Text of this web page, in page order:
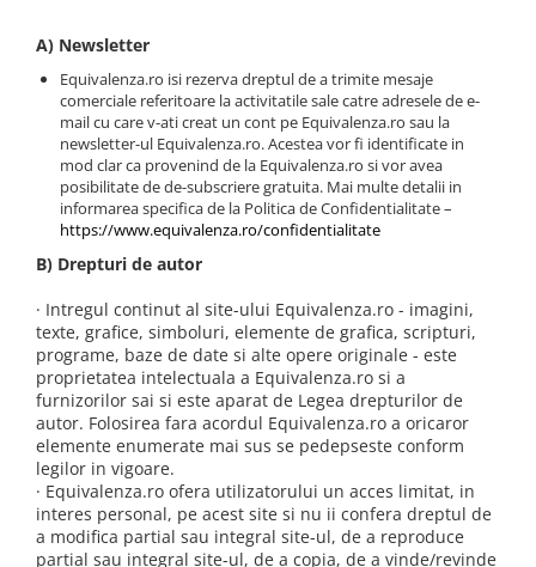
A) Newsletter
Equivalenza.ro isi rezerva dreptul de a trimite mesaje
comerciale referitoare la activitatile sale catre adresele de e-
mail cu care v-ati creat un cont pe Equivalenza.ro sau la
newsletter-ul Equivalenza.ro. Acestea vor fi identificate in
mod clar ca provenind de la Equivalenza.ro si vor avea
posibilitate de de-subscriere gratuita. Mai multe detalii in
informarea specifica de la Politica de Confidentialitate –
https://www.equivalenza.ro/confidentialitate
B) Drepturi de autor
· Intregul continut al site-ului Equivalenza.ro - imagini,
texte, grafice, simboluri, elemente de grafica, scripturi,
programe, baze de date si alte opere originale - este
proprietatea intelectuala a Equivalenza.ro si a
furnizorilor sai si este aparat de Legea drepturilor de
autor. Folosirea fara acordul Equivalenza.ro a oricaror
elemente enumerate mai sus se pedepseste conform
legilor in vigoare.
· Equivalenza.ro ofera utilizatorului un acces limitat, in
interes personal, pe acest site si nu ii confera dreptul de
a modifica partial sau integral site-ul, de a reproduce
partial sau integral site-ul, de a copia, de a vinde/revinde